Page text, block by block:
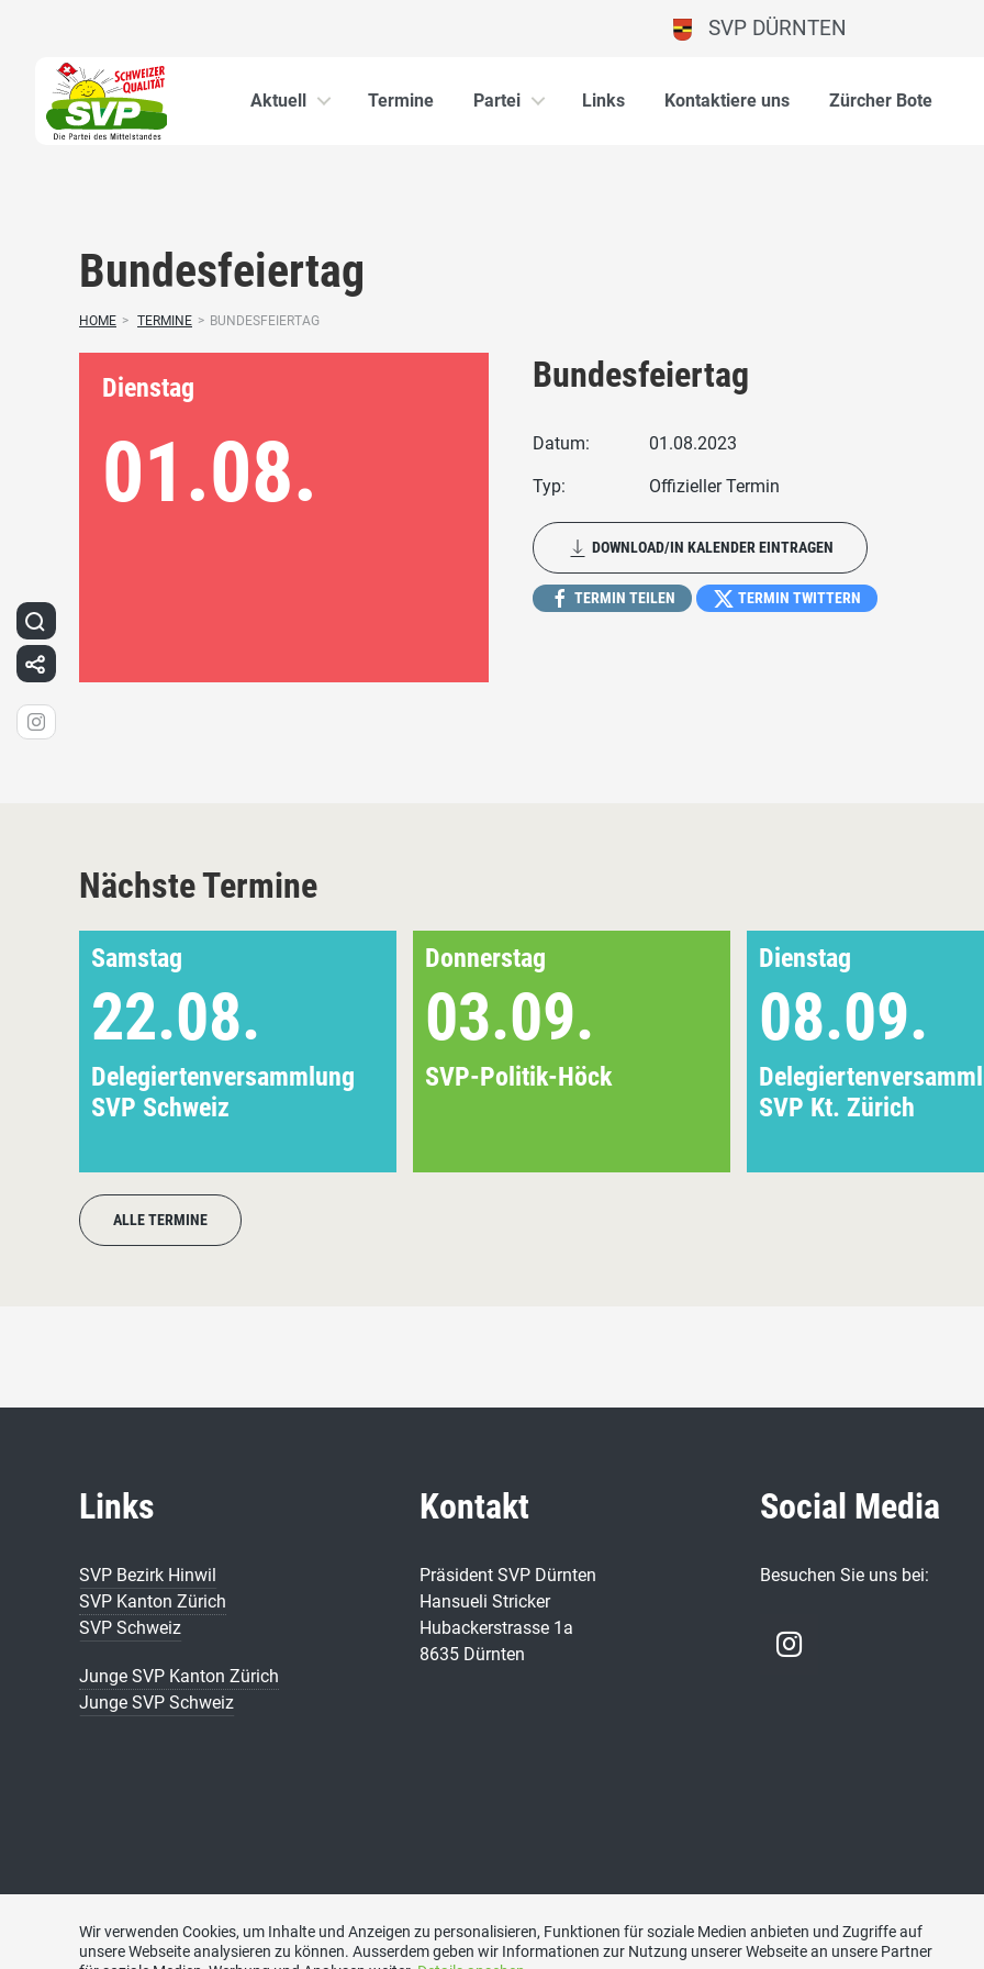
SVP DÜRNTEN
Aktuell Termine Partei Links Kontaktiere uns Zürcher Bote
Bundesfeiertag
HOME > TERMINE > BUNDESFEIERTAG
Dienstag
01.08.
Bundesfeiertag
Datum: 01.08.2023
Typ: Offizieller Termin
DOWNLOAD/IN KALENDER EINTRAGEN
TERMIN TEILEN TERMIN TWITTERN
Nächste Termine
Samstag
22.08.
Delegiertenversammlung
SVP Schweiz
Donnerstag
03.09.
SVP-Politik-Höck
Dienstag
08.09.
SVP Kt. Zürich
ALLE TERMINE
Links
SVP Bezirk Hinwil
SVP Kanton Zürich
SVP Schweiz
Junge SVP Kanton Zürich
Junge SVP Schweiz
Kontakt
Präsident SVP Dürnten
Hansueli Stricker
Hubackerstrasse 1a
8635 Dürnten
Social Media
Besuchen Sie uns bei:
Wir verwenden Cookies, um Inhalte und Anzeigen zu personalisieren, Funktionen für soziale Medien anbieten und Zugriffe auf
unsere Webseite analysieren zu können. Ausserdem geben wir Informationen zur Nutzung unserer Webseite an unsere Partner